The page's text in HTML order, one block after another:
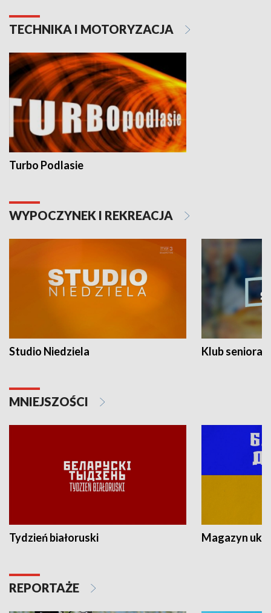
TECHNIKA I MOTORYZACJA
Turbo Podlasie
WYPOCZYNEK I REKREACJA
Studio Niedziela Klub seniora
MNIEJSZOŚCI
Tydzień białoruski Magazyn
REPORTAŻE